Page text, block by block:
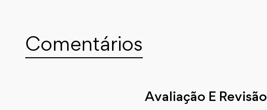
Comentários
Avaliação E Revisão